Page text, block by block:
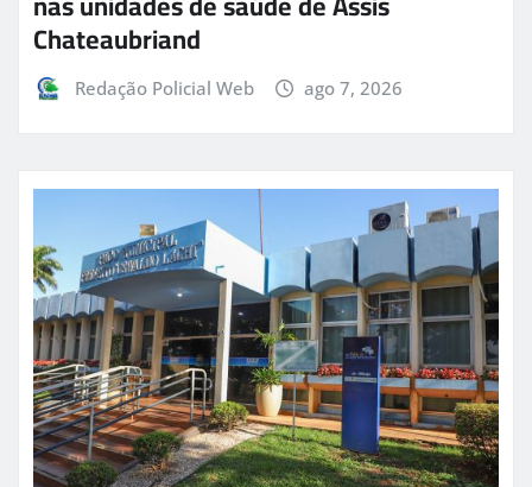
Chateaubriand
Redação Policial Web ago 7, 2026